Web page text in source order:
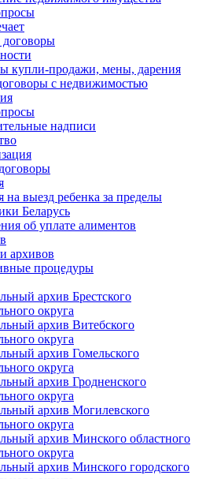
купли-продажи, мены, дарения
с недвижимостью
надписи
на выезд ребенка за пределы
Беларусь
об уплате алиментов
архивов
процедуры
архив Брестского
округа
архив Витебского
округа
архив Гомельского
округа
архив Гродненского
округа
архив Могилевского
округа
архив Минского областного
округа
архив Минского городского